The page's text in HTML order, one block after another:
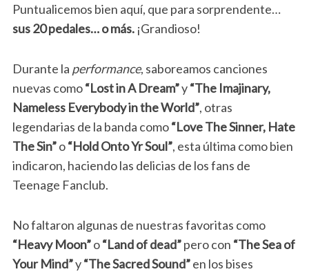
Puntualicemos bien aquí, que para sorprendente…
sus 20 pedales… o más.¡Grandioso!
Durante la performance, saboreamos canciones
nuevas como“Lost in A Dream”y“The Imajinary,
Nameless Everybody in the World”, otras
legendarias de la banda como“Love The Sinner, Hate
The Sin”o“Hold Onto Yr Soul”, esta última como bien
indicaron, haciendo las delicias de los fans de
Teenage Fanclub.
No faltaron algunas de nuestras favoritas como
“Heavy Moon”o“Land of dead”pero con “The Sea of
Your Mind”y“The Sacred Sound”en los bises